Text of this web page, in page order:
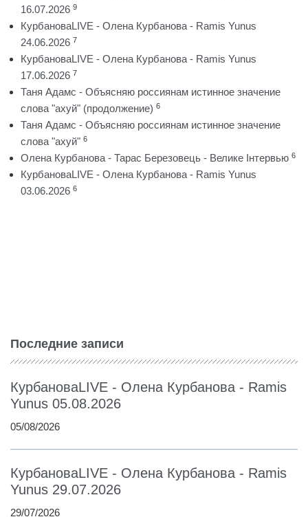
16.07.2026 9
КурбановаLIVE - Олена Курбанова - Ramis Yunus
24.06.2026 7
КурбановаLIVE - Олена Курбанова - Ramis Yunus
17.06.2026 7
Таня Адамс - Объясняю россиянам истинное значение
слова "ахуй" (продолжение) 6
Таня Адамс - Объясняю россиянам истинное значение
слова "ахуй" 6
Олена Курбанова - Тарас Березовець - Велике Інтервью 6
КурбановаLIVE - Олена Курбанова - Ramis Yunus
03.06.2026 6
Последние записи
КурбановаLIVE - Олена Курбанова - Ramis
Yunus 05.08.2026
05/08/2026
КурбановаLIVE - Олена Курбанова - Ramis
Yunus 29.07.2026
29/07/2026